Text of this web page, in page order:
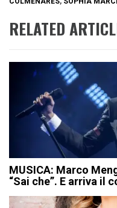
RELATED
MUSICA: Marco
“Sai che”. E arriva il